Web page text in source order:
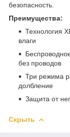
безопасность.
Преимущества:
Технология
влаги
без проводов
Три режима
долбление
Защита от
Скрыть